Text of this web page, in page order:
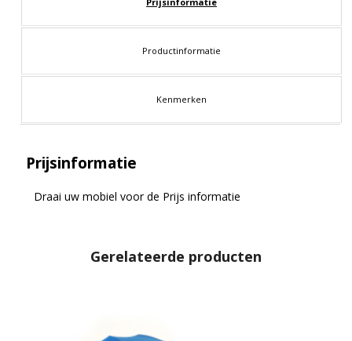
Productinformatie
Kenmerken
Prijsinformatie
Draai uw mobiel voor de Prijs informatie
Gerelateerde producten